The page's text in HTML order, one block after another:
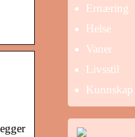
Ernæring
Helse
Vaner
Livsstil
Kunnskap